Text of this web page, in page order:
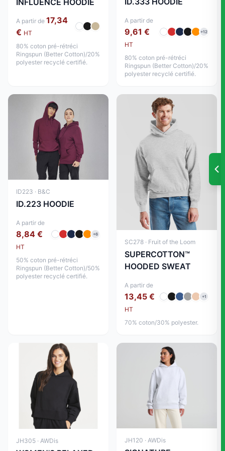
A partir de 17,34
€ HT
80% coton pré-rétréci
Ringspun (Better Cotton)/20%
polyester recyclé certifié.
A partir de
9,61 €
HT
+12
80% coton pré-rétréci
Ringspun (Better Cotton)/20%
polyester recyclé certifié.
ID223 · B&C
ID.223 HOODIE
A partir de
8,84 €
HT
+6
50% coton pré-rétréci
Ringspun (Better Cotton)/50%
polyester recyclé certifié.
SC278 · Fruit of the Loom
SUPERCOTTON™
HOODED SWEAT
A partir de
13,45 €
HT
+1
70% coton/30% polyester.
JH305 · AWDis JH120 · AWDis